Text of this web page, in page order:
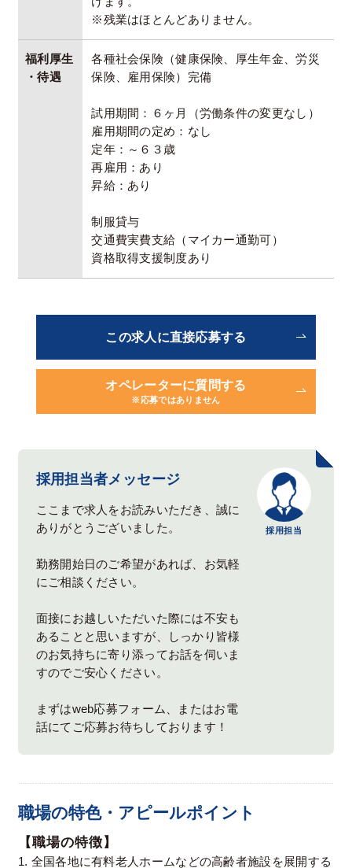
※残業はほとんどありません。
福利厚生
・待遇
各種社会保険（健康保険、厚生年金、労災
保険、雇用保険）完備
試用期間：６ヶ月（労働条件の変更なし）
雇用期間の定め：なし
定年：～６３歳
再雇用：あり
昇給：あり
制服貸与
交通費実費⽀給（マイカー通勤可）
資格取得支援制度あり
この求人に直接応募する
オペレーターに質問する
※応募ではありません
採用担当
採用担当者メッセージ
ここまで求人をお読みいただき、誠に
ありがとうございました。
勤務開始日のご希望があれば、お気軽
にご相談ください。
面接にお越しいただいた際には不安も
あることと思いますが、しっかり皆様
のお気持ちに寄り添ってお話を伺いま
すのでご安心ください。
まずはweb応募フォーム、またはお電
話にてご応募お待ちしております！
職場の特色・アピールポイント
【職場の特徴】
1. 全国各地に有料老人ホームなどの高齢者施設を展開する